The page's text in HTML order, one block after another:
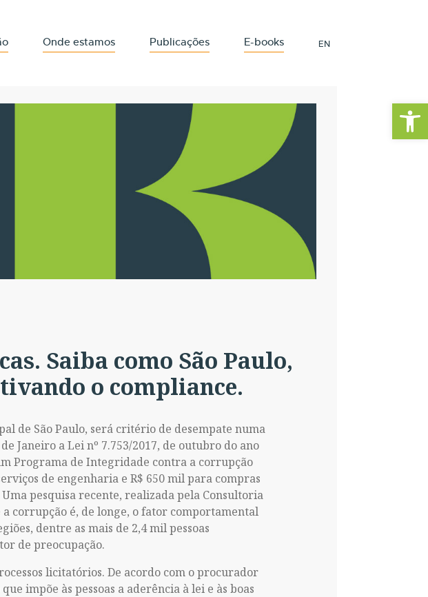
Barra de
Onde estamos Publicações E-books EN
Saiba como São Paulo,
o compliance.
de São Paulo, será critério de desempate numa
Janeiro a Lei nº 7.753/2017, de outubro do ano
Programa de Integridade contra a corrupção
de engenharia e R$ 650 mil para compras
pesquisa recente, realizada pela Consultoria
corrupção é, de longe, o fator comportamental
dentre as mais de 2,4 mil pessoas
de preocupação.
licitatórios. De acordo com o procurador
impõe às pessoas a aderência à lei e às boas